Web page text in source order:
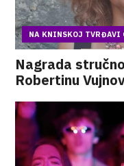
NA KNINSKOJ TVRĐAVI
Nagrada
Robertinu